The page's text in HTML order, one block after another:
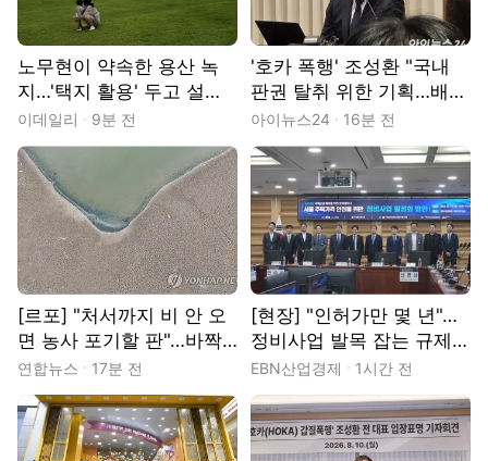
노무현이 약속한 용산 녹
지…'택지 활용' 두고 설왕
설래[르포]
이데일리 9분 전
'호카 폭행' 조성환 "국내
판권 탈취 위한 기획…배후
엔 대기업 회장님" [현장]
아이뉴스24 16분 전
[르포] "처서까지 비 안 오
면 농사 포기할 판"…바짝
타는 경남 농심
연합뉴스 17분 전
[현장] "인허가만 몇 년"…
정비사업 발목 잡는 규제·
부서 엇박자
EBN산업경제 1시간 전